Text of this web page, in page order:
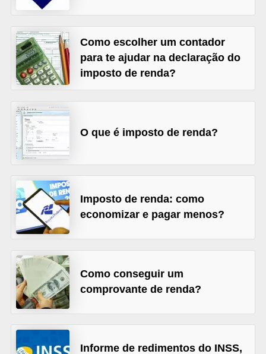
Como escolher um contador
para te ajudar na declaração do
imposto de renda?
O que é imposto de renda?
Imposto de renda: como
economizar e pagar menos?
Como conseguir um
comprovante de renda?
Informe de redimentos do INSS,
õ
e
s
f
i
n
a
n
e
i
r
s
C
â
b